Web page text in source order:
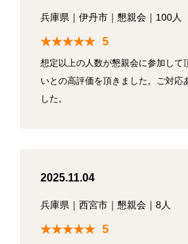
兵庫県 ｜ 伊丹市｜ 懇親会｜ 100人
5
想定以上の人数が懇親会に参加して
いとの高評価を頂きました。ご対応
した。
2025.11.04
兵庫県 ｜ 西宮市｜ 懇親会｜ 8人
5